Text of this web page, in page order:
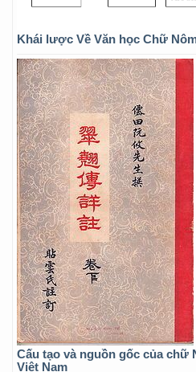
Khái lược Về Văn học Chữ
Cấu tạo và nguồn gốc của chữ
Việt Nam